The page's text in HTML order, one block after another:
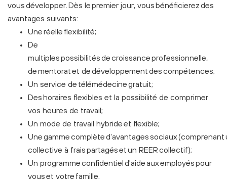
vous développer. Dès le premier jour, vous bénéficierez des
avantages suivants:
Une réelle flexibilité;
De
multiples possibilités de croissance professionnelle,
de mentorat et de développement des compétences;
Un service de télémédecine gratuit;
Des horaires flexibles et la possibilité de comprimer
vos heures de travail;
Un mode de travail hybride et flexible;
Une gamme complète d'avantages sociaux (comprenant
collective à frais partagés et un REER collectif);
Un programme confidentiel d'aide aux employés pour
vous et votre famille.